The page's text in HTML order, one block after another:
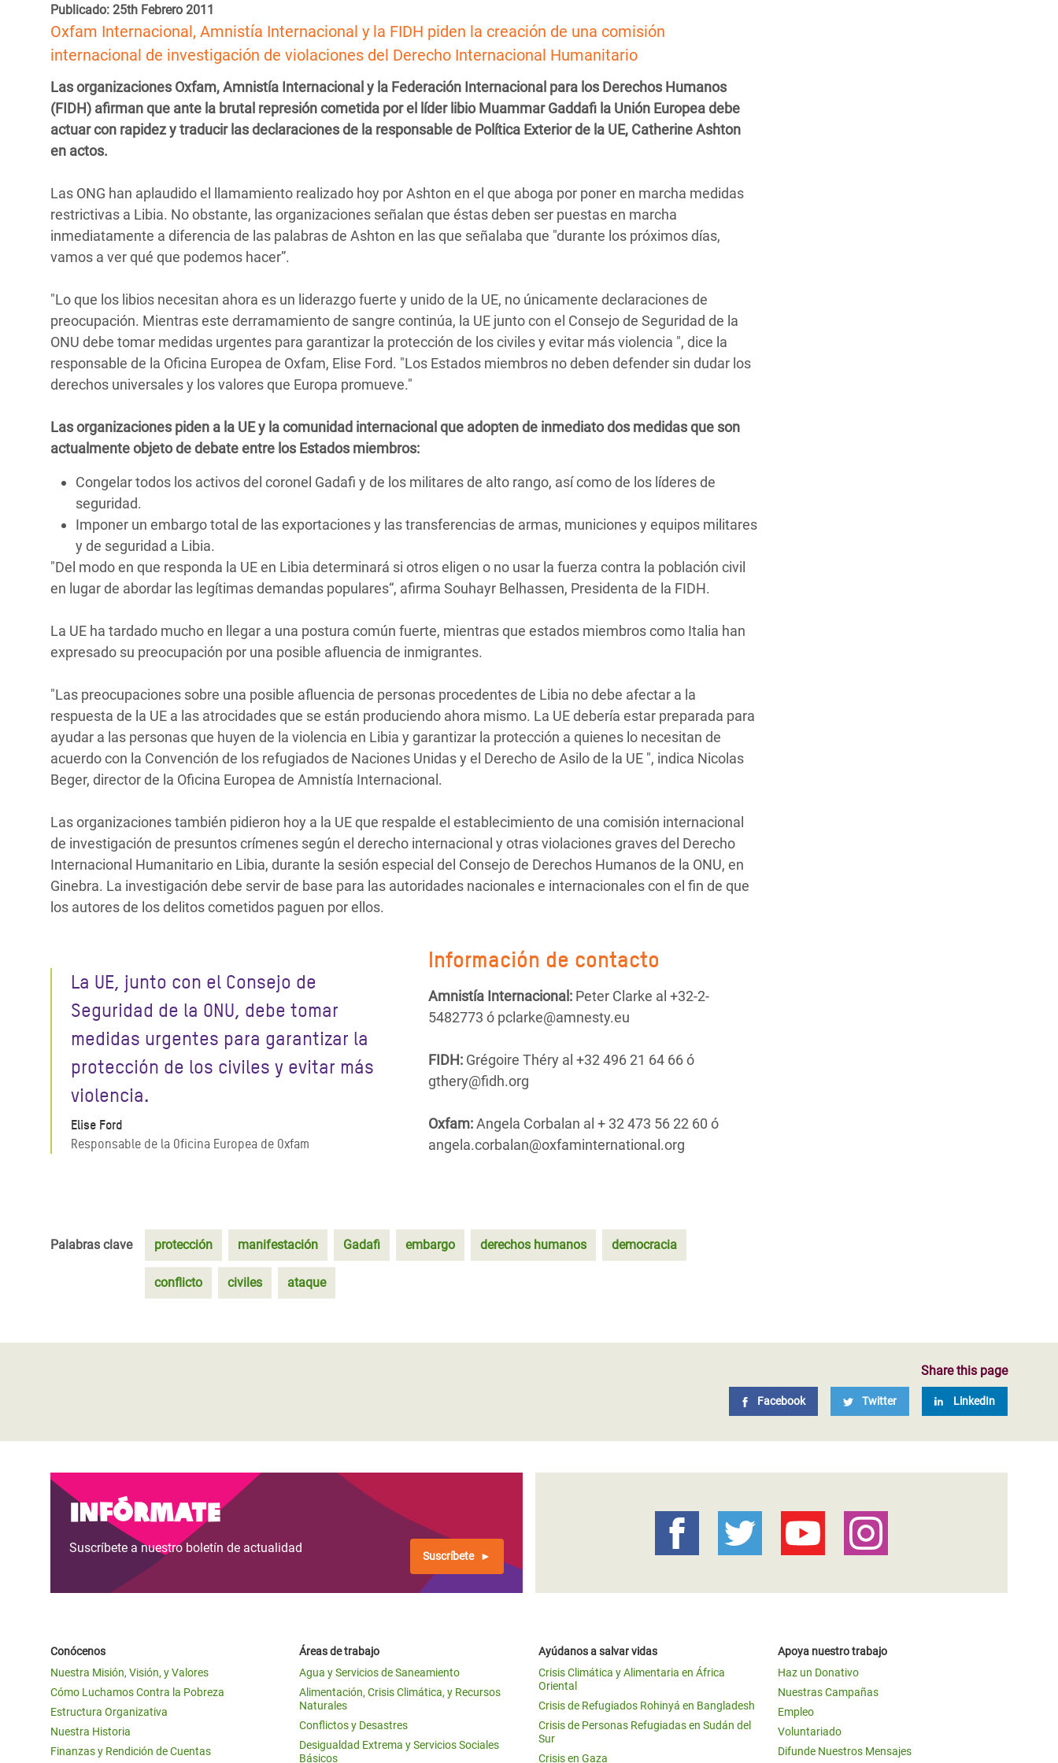
Conflictos y Desastres
Servicios Sociales Básicos
Inequality and Rights in a
Digital Age
en África Oriental
en Sudán del Sur
Crisis de Refugiados Rohinyá
Crisis en Yemen
#ActuaPorElClima
Erradiquemos el Sufrimiento Humano que
se Oculta tras los Alimentos
¡Basta! Acabemos con las violencias contra
mujeres y niñas
ayuda
a
la
navegación
Publicado: 25th Febrero 2011
Oxfam Internacional, Amnistía Internacional y la FIDH piden la creación de una comisión
internacional de investigación de violaciones del Derecho Internacional Humanitario
Las organizaciones Oxfam, Amnistía Internacional y la Federación Internacional para los Derechos Humanos
(FIDH) afirman que ante la brutal represión cometida por el líder libio Muammar Gaddafi la Unión Europea debe
actuar con rapidez y traducir las declaraciones de la responsable de Política Exterior de la UE, Catherine Ashton
en actos.
Las ONG han aplaudido el llamamiento realizado hoy por Ashton en el que aboga por poner en marcha medidas
restrictivas a Libia. No obstante, las organizaciones señalan que éstas deben ser puestas en marcha
inmediatamente a diferencia de las palabras de Ashton en las que señalaba que "durante los próximos días,
vamos a ver qué que podemos hacer”.
"Lo que los libios necesitan ahora es un liderazgo fuerte y unido de la UE, no únicamente declaraciones de
preocupación. Mientras este derramamiento de sangre continúa, la UE junto con el Consejo de Seguridad de la
ONU debe tomar medidas urgentes para garantizar la protección de los civiles y evitar más violencia ", dice la
responsable de la Oficina Europea de Oxfam, Elise Ford. "Los Estados miembros no deben defender sin dudar los
derechos universales y los valores que Europa promueve."
Las organizaciones piden a la UE y la comunidad internacional que adopten de inmediato dos medidas que son
actualmente objeto de debate entre los Estados miembros:
Congelar todos los activos del coronel Gadafi y de los militares de alto rango, así como de los líderes de
seguridad.
Imponer un embargo total de las exportaciones y las transferencias de armas, municiones y equipos militares
y de seguridad a Libia.
"Del modo en que responda la UE en Libia determinará si otros eligen o no usar la fuerza contra la población civil
en lugar de abordar las legítimas demandas populares“, afirma Souhayr Belhassen, Presidenta de la FIDH.
La UE ha tardado mucho en llegar a una postura común fuerte, mientras que estados miembros como Italia han
expresado su preocupación por una posible afluencia de inmigrantes.
"Las preocupaciones sobre una posible afluencia de personas procedentes de Libia no debe afectar a la
respuesta de la UE a las atrocidades que se están produciendo ahora mismo. La UE debería estar preparada para
ayudar a las personas que huyen de la violencia en Libia y garantizar la protección a quienes lo necesitan de
acuerdo con la Convención de los refugiados de Naciones Unidas y el Derecho de Asilo de la UE ", indica Nicolas
Beger, director de la Oficina Europea de Amnistía Internacional.
Las organizaciones también pidieron hoy a la UE que respalde el establecimiento de una comisión internacional
de investigación de presuntos crímenes según el derecho internacional y otras violaciones graves del Derecho
Internacional Humanitario en Libia, durante la sesión especial del Consejo de Derechos Humanos de la ONU, en
Ginebra. La investigación debe servir de base para las autoridades nacionales e internacionales con el fin de que
los autores de los delitos cometidos paguen por ellos.
La UE, junto con el Consejo de
Seguridad de la ONU, debe tomar
medidas urgentes para garantizar la
protección de los civiles y evitar más
violencia.
Elise Ford
Responsable de la Oficina Europea de Oxfam
Información de contacto
Amnistía Internacional: Peter Clarke al +32-2-
5482773 ó pclarke@amnesty.eu
FIDH: Grégoire Théry al +32 496 21 64 66 ó
gthery@fidh.org
Oxfam:Angela Corbalan al + 32 473 56 22 60 ó
angela.corbalan@oxfaminternational.org
Palabras clave protección manifestación Gadafi embargo derechos humanos democracia
conflicto civiles ataque
Share this page
Facebook Twitter LinkedIn
Infórmate
Suscríbete a nuestro boletín de actualidad
Suscríbete
Conócenos
Nuestra Misión, Visión, y Valores
Cómo Luchamos Contra la Pobreza
Estructura Organizativa
Nuestra Historia
Finanzas y Rendición de Cuentas
Áreas de trabajo
Agua y Servicios de Saneamiento
Alimentación, Crisis Climática, y Recursos
Naturales
Conflictos y Desastres
Desigualdad Extrema y Servicios Sociales
Básicos
Ayúdanos a salvar vidas
Crisis Climática y Alimentaria en África
Oriental
Crisis de Refugiados Rohinyá en Bangladesh
Crisis de Personas Refugiadas en Sudán del
Sur
Crisis en Gaza
Apoya nuestro trabajo
Haz un Donativo
Nuestras Campañas
Empleo
Voluntariado
Difunde Nuestros Mensajes